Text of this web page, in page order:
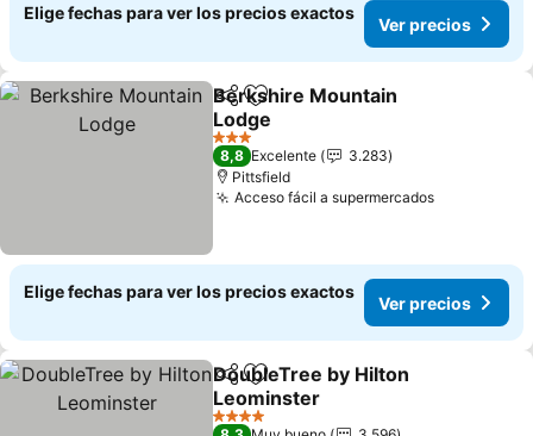
Elige fechas para ver los precios exactos
Ver precios
CompartirAgregar a favoritos
Berkshire Mountain
Lodge
3 Estrellas
8,8 Excelente
3.283
Pittsfield
Acceso fácil a supermercados
Elige fechas para ver los precios exactos
Ver precios
CompartirAgregar a favoritos
DoubleTree by Hilton
Leominster
4 Estrellas